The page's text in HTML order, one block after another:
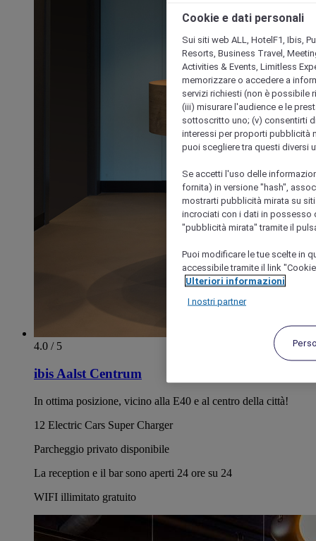
4.0 / 5
ibis Aalst Centrum
In ottima posizione, vicino alla E40 e al centro della città!
12 Electric Cars Super Charger
Parcheggio privato disponibile
La reception e il bar sono aperti 24 ore su 24
WIFI illimitato gratuito
Cookie e dati personali
Sui siti web ALL, HotelF1, Ibis,
Resorts, Business Travel,
Activities & Events, Limitless
memorizzare o accedere a
servizi richiesti (non è possibile
(iii) misurare l'audience e le
sottoscritto uno; (v) consentirti
interessi per proporti pubblicità
puoi scegliere tra questi diversi
Se accetti l'uso delle
fornita) in versione "hash",
mostrarti pubblicità mirata su
incrociati con i dati in possesso
"pubblicità mirata" tramite il
Puoi modificare le tue scelte in
accessibile tramite il link
Ulteriori informazioni
I nostri partner